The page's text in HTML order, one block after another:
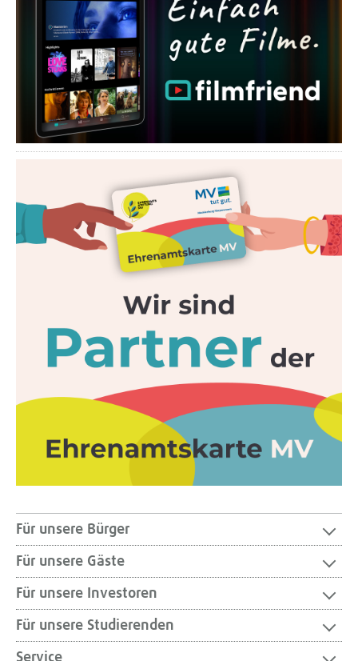
Für unsere Bürger
Für unsere Gäste
Für unsere Investoren
Für unsere Studierenden
Service